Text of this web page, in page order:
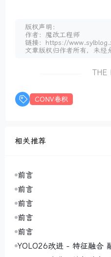
版权声明：
作者：魔改工程师
链接：https://
文章版权归作者所有，未经
THE
CONV卷积
相关推荐
前言
前言
前言
前言
前言
YOLO26改进 - 特征融合 融合Hyper-YOLO混合聚合